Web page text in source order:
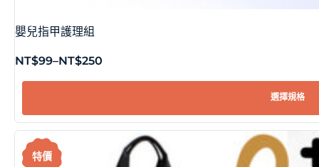
嬰兒指甲護理組
NT$99–NT$250
選擇規格
特價